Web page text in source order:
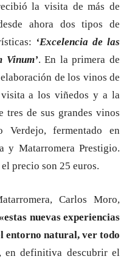
la visita de más de
ahora dos tipos de
‘Excelencia de las
Vinum’. En la primera de
de los vinos de
a los viñedos y a la
tres de sus grandes vinos
Verdejo, fermentado en
y Matarromera Prestigio.
precio son 25 euros.
Carlos Moro,
«estas nuevas experiencias
entorno natural, ver todo
, en definitiva descubrir el